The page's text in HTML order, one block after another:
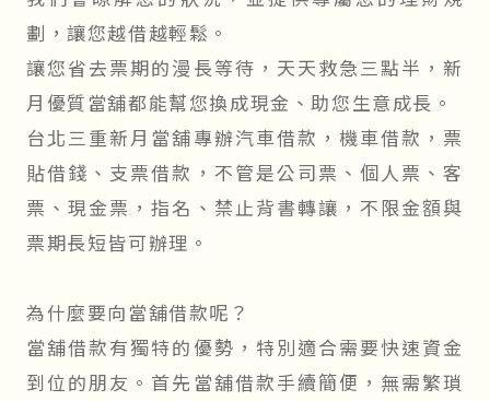
劃，讓您越借越輕鬆。
讓您省去票期的漫長等待，天天救急三點半，新
月優質當舖都能幫您換成現金、助您生意成長。
台北三重新月當舖專辦汽車借款，機車借款，票
貼借錢、支票借款，不管是公司票、個人票、客
票、現金票，指名、禁止背書轉讓，不限金額與
票期長短皆可辦理。
為什麼要向當舖借款呢？
當舖借款有獨特的優勢，特別適合需要快速資金
到位的朋友。首先當舖借款手續簡便，無需繁瑣